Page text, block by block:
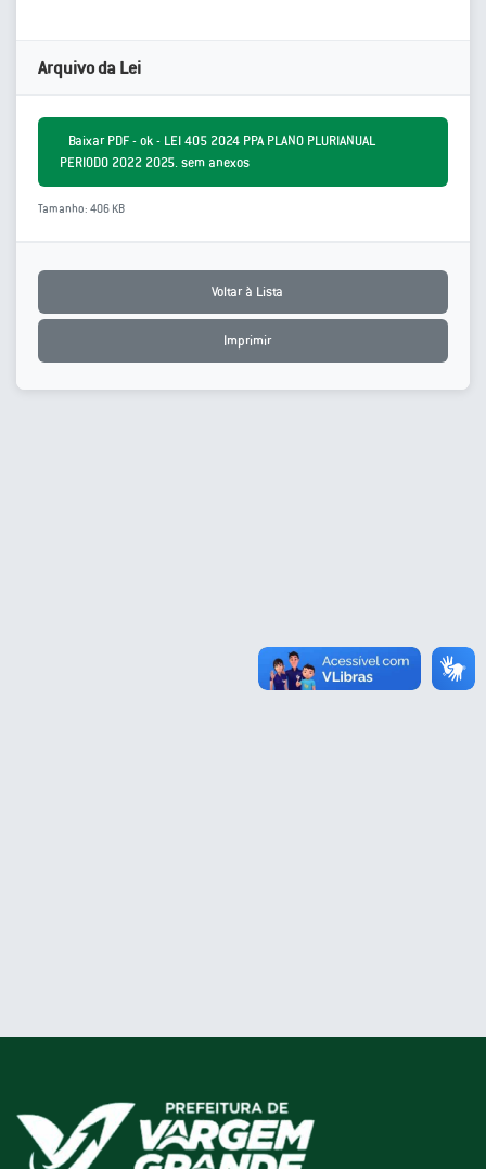
Arquivo da Lei
Baixar PDF - ok - LEI 405 2024 PPA PLANO PLURIANUAL
PERIODO 2022 2025. sem anexos
Tamanho: 406 KB
Voltar à Lista
Imprimir